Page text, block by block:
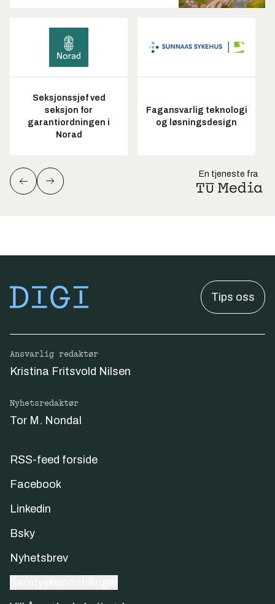
Seksjonssjef ved
seksjon for
garantiordningen i
Norad
Fagansvarlig teknologi
og løsningsdesign
En tjeneste fra
Tips oss
Ansvarlig redaktør
Kristina Fritsvold Nilsen
Nyhetsredaktør
Tor M. Nondal
RSS-feed forside
Facebook
Linkedin
Bsky
Nyhetsbrev